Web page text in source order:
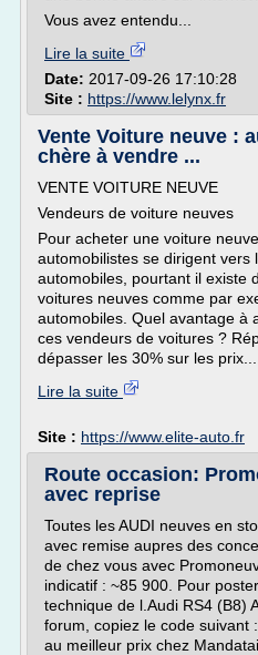
Vous avez entendu...
Lire la suite
Date: 2017-09-26 17:10:28
Site : https://www.lelynx.fr
Vente Voiture neuve :
chère à vendre ...
VENTE VOITURE NEUVE
Vendeurs de voiture neuves
Pour acheter une voiture
automobilistes se dirigent vers
automobiles, pourtant il existe
voitures neuves comme par
automobiles. Quel avantage à
ces vendeurs de voitures ?
dépasser les 30% sur les prix...
Lire la suite
Site : https://www.elite-auto.fr
Route occasion:
avec reprise
Toutes les AUDI neuves en
avec remise aupres des
de chez vous avec
indicatif : ~85 900. Pour
technique de l.Audi RS4 (B8)
forum, copiez le code suivant
au meilleur prix chez